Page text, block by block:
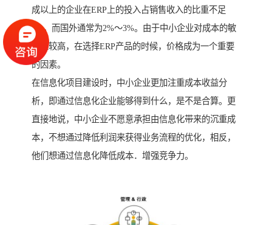
成以上的企业在ERP上的投入占销售收入的比重不足
1%，而国外通常为2%～3%。由于中小企业对成本的敏
感性较高，在选择ERP产品的时候，价格成为一个重要
的因素。
在信息化项目建设时，中小企业更加注重成本收益分
析，即通过信息化企业能够得到什么，是不是合算。更
直接地说，中小企业不愿意承担由信息化带来的沉重成
本，不想通过降低利润来获得业务流程的优化，相反，
他们想通过信息化降低成本．增强竞争力。